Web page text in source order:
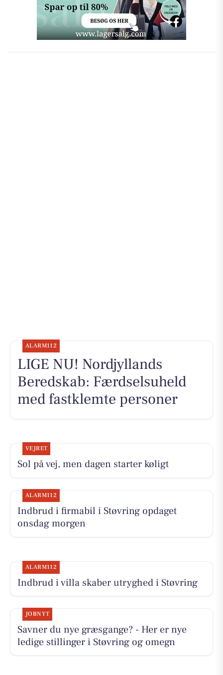
ALARM112
LIGE NU! Nordjyllands
Beredskab: Færdselsuheld
med fastklemte personer
VEJRET
Sol på vej, men dagen starter køligt
ALARM112
Indbrud i firmabil i Støvring opdaget
onsdag morgen
ALARM112
Indbrud i villa skaber utryghed i Støvring
JOBNYT
Savner du nye græsgange? - Her er nye
ledige stillinger i Støvring og omegn